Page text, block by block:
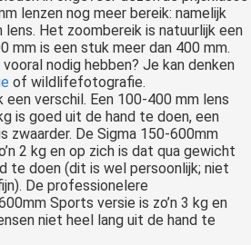
lenzen nog meer bereik: namelijk
lens. Het zoombereik is natuurlijk een
mm is een stuk meer dan 400 mm.
nodig hebben? Je kan denken
of wildlifefotografie.
verschil. Een 100-400 mm lens
is goed uit de hand te doen, een
zwaarder. De Sigma 150-600mm
2 kg en op zich is dat qua gewicht
te doen (dit is wel persoonlijk; niet
De professionelere
Sports versie is zo’n 3 kg en
niet heel lang uit de hand te